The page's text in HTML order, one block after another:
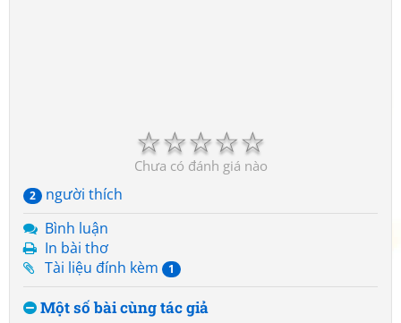
☆
☆
☆
☆
☆
Chưa có đánh giá nào
2
người thích
Bình luận
In bài thơ
Tài liệu đính kèm
1
Một số bài cùng tác giả